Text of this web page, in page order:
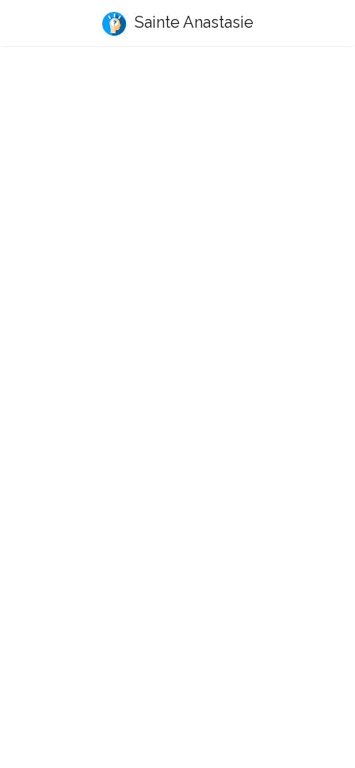
Sainte Anastasie